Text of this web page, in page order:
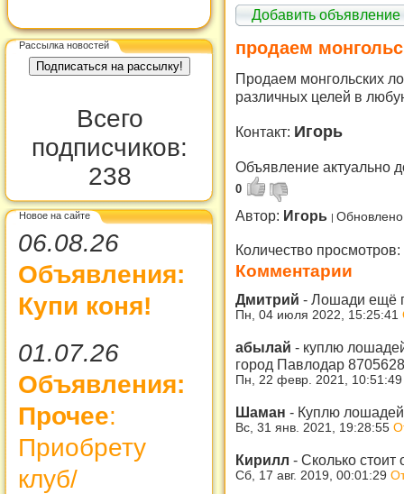
Рассылка новостей
Всего
подписчиков:
238
Новое на сайте
06.08.26
Объявления:
Купи коня!
01.07.26
Объявления:
Прочее:
Приобрету
клуб/
Добавить объявление
продаем
Продаем монгольских
различных целей в
Контакт: Игорь
Объявление актуально
0
Автор: Игорь
Количество просмотров:
Комментарии
Дмитрий - Лошади ещё
Пн, 04 июля 2022, 15:25:41
абылай - куплю
город Павлодар
Пн, 22 февр. 2021,
Шаман - Куплю
Вс, 31 янв. 2021, 19:28:55
Кирилл - Сколько стоит
Сб, 17 авг. 2019, 00:01:29